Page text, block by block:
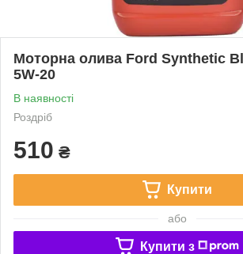
Моторна олива Ford Synthetic
5W-20
В наявності
Роздріб
510 ₴
Купити
або
Купити з